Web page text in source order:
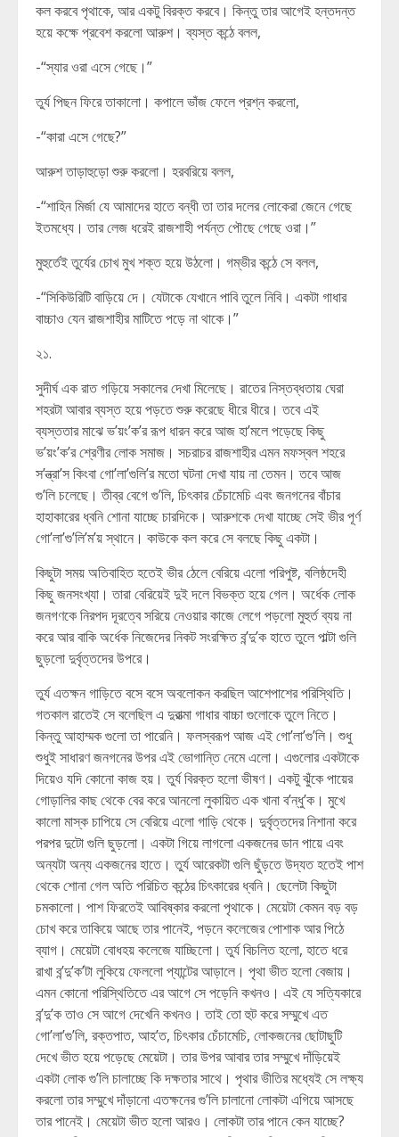
কল করবে পৃথাকে, আর একটু বিরক্ত করবে। কিন্তু তার আগেই হন্তদন্ত
হয়ে কক্ষে প্রবেশ করলো আরুশ। ব্যস্ত কন্ঠে বলল,
-“স্যার ওরা এসে গেছে।”
তুর্য পিছন ফিরে তাকালো। কপালে ভাঁজ ফেলে প্রশ্ন করলো,
-“কারা এসে গেছে?”
আরুশ তাড়াহুড়ো শুরু করলো। হরবরিয়ে বলল,
-“শাহিন মির্জা যে আমাদের হাতে বন্ধী তা তার দলের লোকেরা জেনে গেছে
ইতমধ্যে। তার লেজ ধরেই রাজশাহী পর্যন্ত পৌছে গেছে ওরা।”
মুহুর্তেই তুর্যের চোখ মুখ শক্ত হয়ে উঠলো। গম্ভীর কন্ঠে সে বলল,
-“সিকিউরিটি বাড়িয়ে দে। যেটাকে যেখানে পাবি তুলে নিবি। একটা গাধার
বাচ্চাও যেন রাজশাহীর মাটিতে পড়ে না থাকে।”
২১.
সুদীর্ঘ এক রাত গড়িয়ে সকালের দেখা মিলেছে। রাতের নিস্তব্ধতায় ঘেরা
শহরটা আবার ব্যস্ত হয়ে পড়তে শুরু করেছে ধীরে ধীরে। তবে এই
ব্যস্ততার মাঝে ভ’য়ং’ক’র রূপ ধারন করে আজ হা’মলে পড়েছে কিছু
ভ’য়ং’ক’র শ্রেণীর লোক সমাজ। সচরাচর রাজশাহীর এমন মফস্বল শহরে
স’ন্ত্রা’স কিংবা গো’লা’গুলি’র মতো ঘটনা দেখা যায় না তেমন। তবে আজ
গু’লি চলেছে। তীব্র বেগে গু’লি, চিৎকার চেঁচামেচি এবং জনগনের বাঁচার
হাহাকারের ধ্বনি শোনা যাচ্ছে চারদিকে। আরুশকে দেখা যাচ্ছে সেই ভীর পূর্ণ
গো’লা’গু’লি’ম’য় স্থানে। কাউকে কল করে সে বলছে কিছু একটা।
কিছুটা সময় অতিবাহিত হতেই ভীর ঠেলে বেরিয়ে এলো পরিপুষ্ট, বলিষ্ঠদেহী
কিছু জনসংখ্যা। তারা বেরিয়েই দুই দলে বিভক্ত হয়ে গেল। অর্ধেক লোক
জনগণকে নিরপদ দূরত্বে সরিয়ে নেওয়ার কাজে লেগে পড়লো মুহুর্ত ব্যয় না
করে আর বাকি অর্ধেক নিজেদের নিকট সংরক্ষিত ব’ন্দু’ক হাতে তুলে পাল্টা গুলি
ছুড়লো দুর্বৃত্তদের উপরে।
তুর্য এতক্ষন গাড়িতে বসে বসে অবলোকন করছিল আশেপাশের পরিস্থিতি।
গতকাল রাতেই সে বলেছিল এ দুরাত্মা গাধার বাচ্চা গুলোকে তুলে নিতে।
কিন্তু আহাম্মক গুলো তা পারেনি। ফলস্বরূপ আজ এই গো’লা’গু’লি। শুধু
শুধুই সাধারণ জনগনের উপর এই ভোগান্তি নেমে এলো। এগুলোর একটাকে
দিয়েও যদি কোনো কাজ হয়। তুর্য বিরক্ত হলো ভীষণ। একটু ঝুঁকে পায়ের
গোড়ালির কাছ থেকে বের করে আনলো লুকায়িত এক খানা ব’ন্ধু’ক। মুখে
কালো মাস্ক চাপিয়ে সে বেরিয়ে এলো গাড়ি থেকে। দুর্বৃত্তদের নিশানা করে
পরপর দুটো গুলি ছুড়লো। একটা গিয়ে লাগলো একজনের ডান পায়ে এবং
অন্যটা অন্য একজনের হাতে। তুর্য আরেকটা গুলি ছুঁড়তে উদ্যত হতেই পাশ
থেকে শোনা গেল অতি পরিচিত কন্ঠের চিৎকারের ধ্বনি। ছেলেটা কিছুটা
চমকালো। পাশ ফিরতেই আবিষ্কার করলো পৃথাকে। মেয়েটা কেমন বড় বড়
চোখ করে তাকিয়ে আছে তার পানেই, পড়নে কলেজের পোশাক আর পিঠে
ব্যাগ। মেয়েটা বোধহয় কলেজে যাচ্ছিলো। তুর্য বিচলিত হলো, হাতে ধরে
রাখা ব’ন্দু’ক’টা লুকিয়ে ফেললো প্যান্টের আড়ালে। পৃথা ভীত হলো বেজায়।
এমন কোনো পরিস্থিতিতে এর আগে সে পড়েনি কখনও। এই যে সত্যিকারে
ব’ন্দু’ক তাও সে আগে দেখেনি কখনও। তাই তো হুট করে সম্মুখে এত
গো’লা’গু’লি, রক্তপাত, আহ’ত, চিৎকার চেঁচামেচি, লোকজনের ছোটাছুটি
দেখে ভীত হয়ে পড়েছে মেয়েটা। তার উপর আবার তার সম্মুখে দাঁড়িয়েই
একটা লোক গু’লি চালাচ্ছে কি দক্ষতার সাথে। পৃথার ভীতির মধ্যেই সে লক্ষ্য
করলো তার সম্মুখে দাঁড়ানো এতক্ষনের গু’লি চালানো লোকটা এগিয়ে আসছে
তার পানেই। মেয়েটা ভীত হলো আরও। লোকটা তার পানে কেন যাচ্ছে?